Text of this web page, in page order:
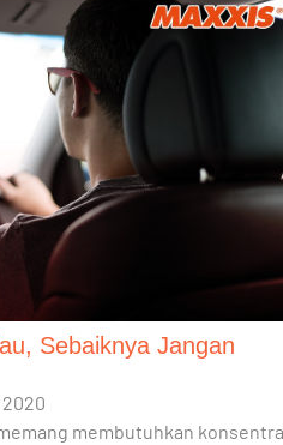
Sebaiknya Jangan
membutuhkan